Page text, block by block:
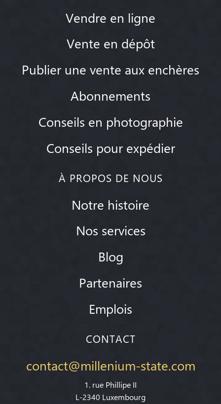
Vendre en ligne
Vente en dépôt
Publier une vente aux enchères
Abonnements
Conseils en photographie
Conseils pour expédier
À PROPOS DE NOUS
Notre histoire
Nos services
Blog
Partenaires
Emplois
CONTACT
contact@millenium-state.com
1. rue Phillipe II
L-2340 Luxembourg